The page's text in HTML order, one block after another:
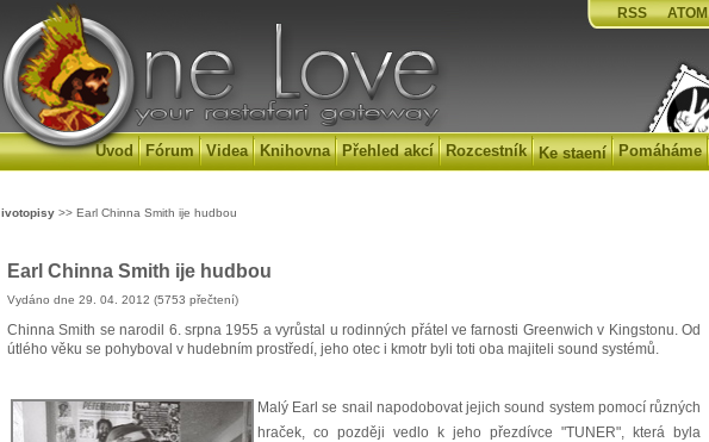
RSS ATOM
Úvod Fórum Videa Knihovna Přehled akcí Rozcestník Ke staení Pomáháme
ivotopisy >> Earl Chinna Smith ije hudbou
Earl Chinna Smith ije hudbou
Vydáno dne 29. 04. 2012 (5753 přečtení)
Chinna Smith se narodil 6. srpna 1955 a vyrůstal u rodinných přátel ve farnosti Greenwich v Kingstonu. Od
útlého věku se pohyboval v hudebním prostředí, jeho otec i kmotr byli toti oba majiteli sound systémů.
Malý Earl se snail napodobovat jejich sound system pomocí různých
hraček, co později vedlo k jeho přezdívce "TUNER", která byla